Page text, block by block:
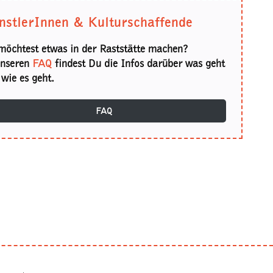
& Kulturschaffende
etwas in der Raststätte machen?
FAQ findest Du die Infos darüber was geht
es geht.
FAQ